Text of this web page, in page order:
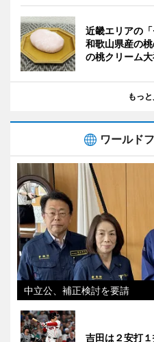
近畿エリアの
和歌山県産の
の桃クリーム大
もっ
ワールド
中立公、補正検討を要請
吉田は２安打